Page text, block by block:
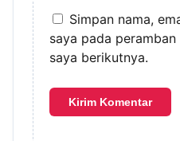
Simpan nama,
saya pada
saya berikutnya.